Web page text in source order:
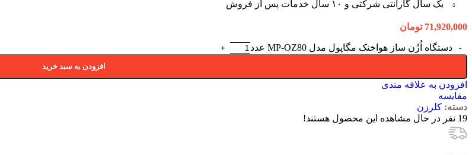
یک سال گارانتی شرکتی و ۱۰ سال خدمات پس از فروش
71,920,000 تومان
دستگاه اُزُن ساز هواخنک مگاپول مدل MP-OZ80 عدد
افزودن به سبد خرید
افزودن به علاقه مندی
مقایسه
دسته: کلرزن
19 نفر در حال مشاهده این محصول هستند!